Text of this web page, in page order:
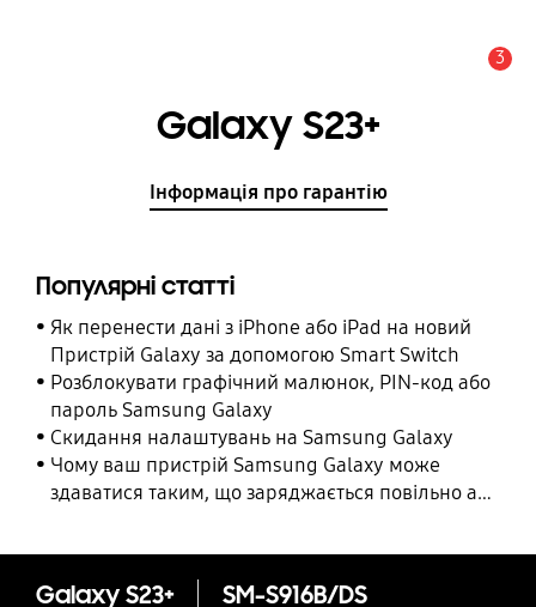
3
Galaxy S23+
Інформація про гарантію
Популярні статті
Як перенести дані з iPhone або iPad на новий
Пристрій Galaxy за допомогою Smart Switch
Розблокувати графічний малюнок, PIN-код або
пароль Samsung Galaxy
Cкидання налаштувань на Samsung Galaxy
Чому ваш пристрій Samsung Galaxy може
здаватися таким, що заряджається повільно або
Galaxy S23+ SM-S916B/DS